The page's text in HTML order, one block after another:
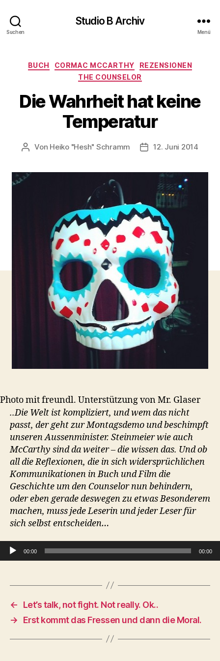
Suchen
Studio B Archiv
Menü
Kategorien
BUCH CORMAC MCCARTHY
REZENSIONEN
THE COUNSELOR
Die Wahrheit hat keine
Temperatur
Beitragsautor
Von Heiko "Hesh" Schramm 12. Juni 2014
Photo mit freundl. Unterstützung von Mr. Glaser
..Die Welt ist kompliziert, und wem das nicht
passt, der geht zur Montagsdemo und beschimpft
unseren Aussenminister. Steinmeier wie auch
McCarthy sind da weiter – die wissen das. Und ob
all die Reflexionen, die in sich widersprüchlichen
Kommunikationen in Buch und Film die
Geschichte um den Counselor nun behindern,
oder eben gerade deswegen zu etwas Besonderem
machen, muss jede Leserin und jeder Leser für
sich selbst entscheiden…
Audio-Player
00:00 00:00
←
Let’s talk, not fight. Not really. Ok..
→
Erst kommt das Fressen und dann die Moral.